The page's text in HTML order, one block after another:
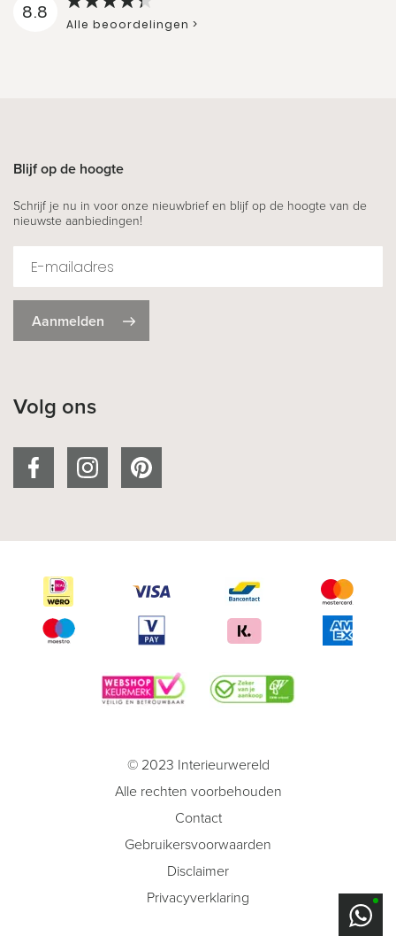
8.8
Alle beoordelingen >
Blijf op de hoogte
Schrijf je nu in voor onze nieuwbrief en blijf op de hoogte van de
nieuwste aanbiedingen!
Aanmelden
Volg ons
© 2023 Interieurwereld
Alle rechten voorbehouden
Contact
Gebruikersvoorwaarden
Disclaimer
Privacyverklaring